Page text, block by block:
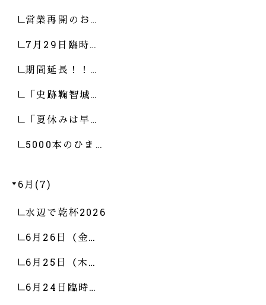
営業再開のお…
7月29日臨時…
期間延長！！…
「史跡鞠智城…
「夏休みは早…
5000本のひま…
6月(7)
水辺で乾杯2026
6月26日（金…
6月25日（木…
6月24日臨時…